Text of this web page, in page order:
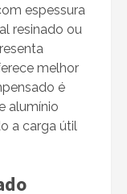
espessura
resinado ou
melhor
é
alumínio
a carga útil